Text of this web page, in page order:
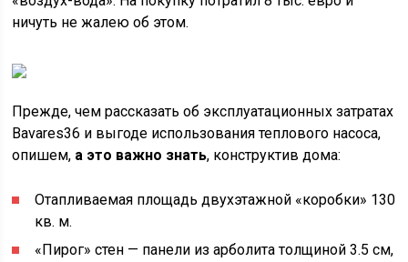
ничуть не жалею об этом.
Прежде, чем рассказать об эксплуатационных затратах
Bavares36 и выгоде использования теплового насоса,
опишем, а это важно знать, конструктив дома:
Отапливаемая площадь двухэтажной «коробки» 130
кв. м.
«Пирог» стен — панели из арболита толщиной 3.5 см,